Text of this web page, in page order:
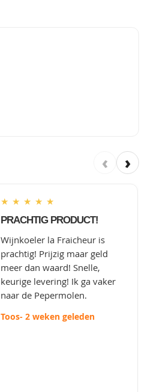
‹ ›
★ ★ ★ ★ ★
PRACHTIG PRODUCT!
Wijnkoeler la Fraicheur is
prachtig! Prijzig maar geld
meer dan waard! Snelle,
keurige levering! Ik ga vaker
naar de Pepermolen.
Toos- 2 weken geleden